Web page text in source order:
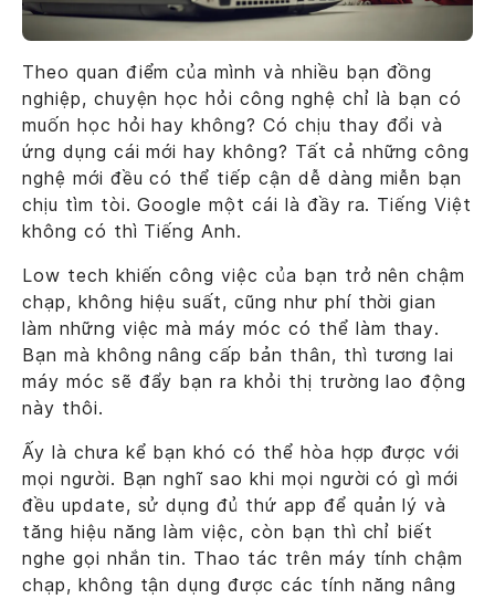
Theo quan điểm của mình và nhiều bạn đồng
nghiệp, chuyện học hỏi công nghệ chỉ là bạn có
muốn học hỏi hay không? Có chịu thay đổi và
ứng dụng cái mới hay không? Tất cả những công
nghệ mới đều có thể tiếp cận dễ dàng miễn bạn
chịu tìm tòi. Google một cái là đầy ra. Tiếng Việt
không có thì Tiếng Anh.
Low tech khiến công việc của bạn trở nên chậm
chạp, không hiệu suất, cũng như phí thời gian
làm những việc mà máy móc có thể làm thay.
Bạn mà không nâng cấp bản thân, thì tương lai
máy móc sẽ đẩy bạn ra khỏi thị trường lao động
này thôi.
Ấy là chưa kể bạn khó có thể hòa hợp được với
mọi người. Bạn nghĩ sao khi mọi người có gì mới
đều update, sử dụng đủ thứ app để quản lý và
tăng hiệu năng làm việc, còn bạn thì chỉ biết
nghe gọi nhắn tin. Thao tác trên máy tính chậm
chạp, không tận dụng được các tính năng nâng